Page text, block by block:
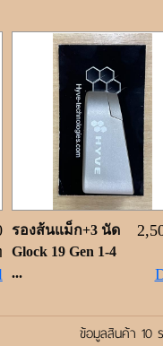
รองส้นแม็ก+3 นัด
Glock 19 Gen 1-4
...
ข้อมูลสินค้า 10